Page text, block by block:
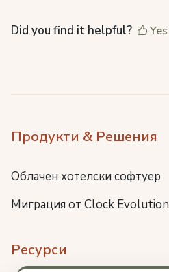
Did you find it helpful? Yes
Продукти & Решения
Облачен хотелски софтуер
Миграция от Clock Evolution
Ресурси